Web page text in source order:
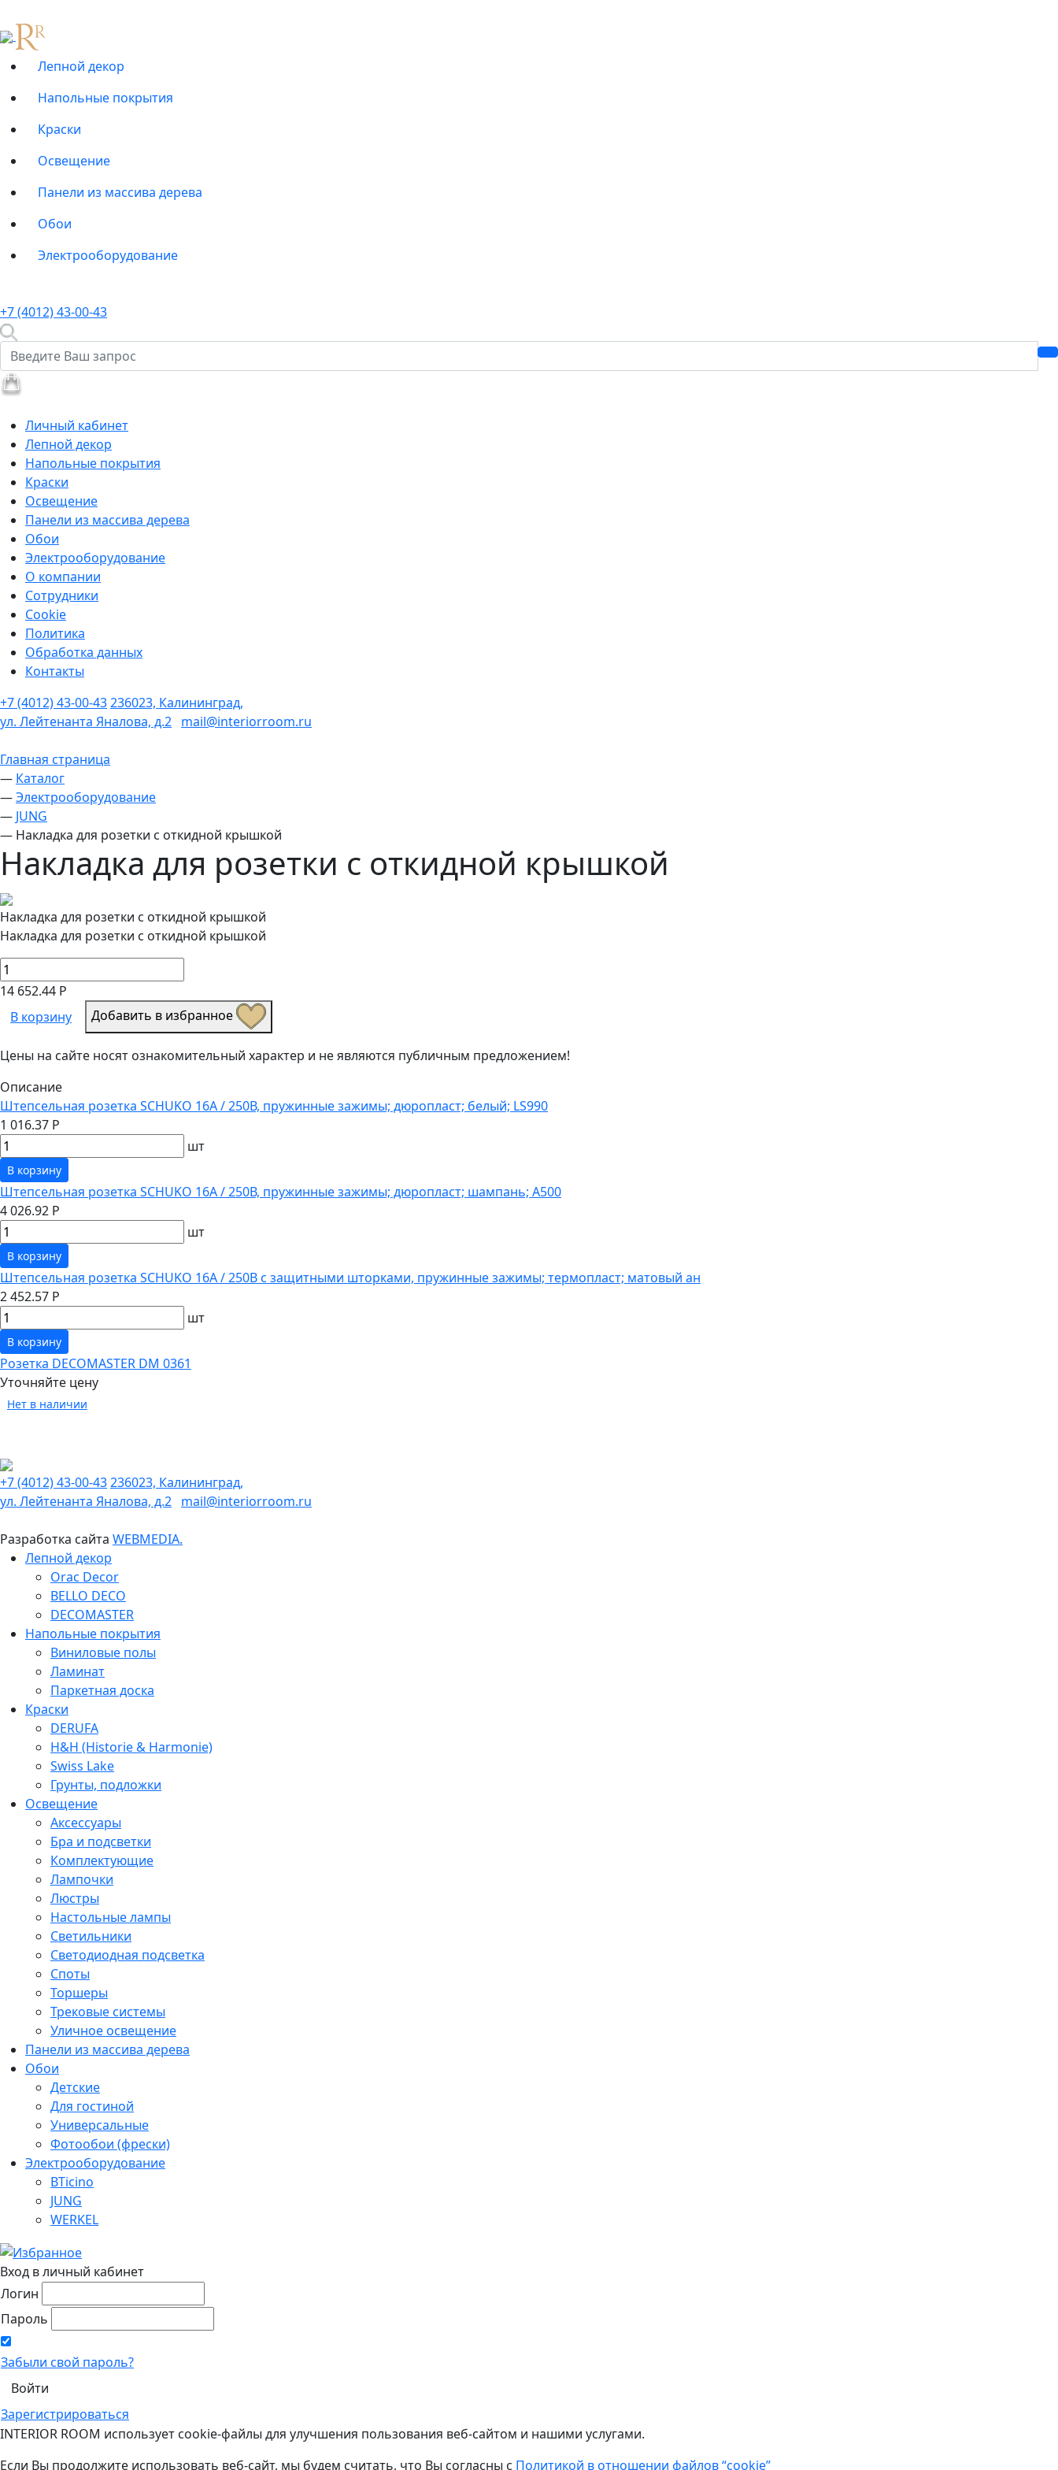
Лепной декор
Напольные покрытия
Краски
Освещение
Панели из массива дерева
Обои
Электрооборудование
+7 (4012) 43-00-43
Личный кабинет
Лепной декор
Напольные покрытия
Краски
Освещение
Панели из массива дерева
Обои
Электрооборудование
О компании
Сотрудники
Cookie
Политика
Обработка данных
Контакты
+7 (4012) 43-00-43236023, Калининград,
ул. Лейтенанта Яналова, д.2 mail@interiorroom.ru
Главная страница
— Каталог
—Электрооборудование
— JUNG
— Накладка для розетки с откидной крышкой
Накладка для розетки с откидной крышкой
Накладка для розетки с откидной крышкой
Накладка для розетки с откидной крышкой
14 652.44 Р
В корзину
Добавить в избранное
Цены на сайте носят ознакомительный характер и не являются публичным предложением!
Описание
Штепсельная розетка SCHUKO 16А / 250В, пружинные зажимы; дюропласт; белый; LS990
1 016.37 Р
шт
В корзину
Штепсельная розетка SCHUKO 16А / 250В, пружинные зажимы; дюропласт; шампань; A500
4 026.92 Р
шт
В корзину
Штепсельная розетка SCHUKO 16А / 250В с защитными шторками, пружинные зажимы; термопласт; матовый ан
2 452.57 Р
шт
В корзину
Розетка DECOMASTER DM 0361
Уточняйте цену
Нет в наличии
+7 (4012) 43-00-43236023, Калининград,
ул. Лейтенанта Яналова, д.2 mail@interiorroom.ru
Разработка сайта WEBMEDIA.
Лепной декор
Orac Decor
BELLO DECO
DECOMASTER
Напольные покрытия
Виниловые полы
Ламинат
Паркетная доска
Краски
DERUFA
H&H (Historie & Harmonie)
Swiss Lake
Грунты, подложки
Освещение
Аксессуары
Бра и подсветки
Комплектующие
Лампочки
Люстры
Настольные лампы
Светильники
Светодиодная подсветка
Споты
Торшеры
Трековые системы
Уличное освещение
Панели из массива дерева
Обои
Детские
Для гостиной
Универсальные
Фотообои (фрески)
Электрооборудование
BTicino
JUNG
WERKEL
Вход в личный кабинет
Логин
Пароль
Забыли свой пароль?
Зарегистрироваться
INTERIOR ROOM использует cookie-файлы для улучшения пользования веб-сайтом и нашими услугами.
Если Вы продолжите использовать веб-сайт, мы будем считать, что Вы согласны с Политикой в отношении файлов “cookie”